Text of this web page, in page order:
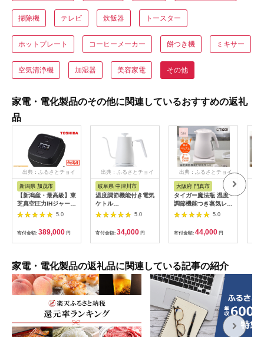
掃除機 テレビ 炊飯器 トースター
ホットプレート コーヒーメーカー 餅つき機 ミキサー
空気清浄機 加湿器 美容家電 その他
家電・電化製品のその他に関連しているおすすめの返礼
品
出典：ふるさとチョイ
ス
新潟県 加茂市
【新潟産・最高級】東
芝真空圧力IHジャー炊
飯器 炎匠炊き RC-
10ZWX(K) 5.5合
《2025年モデル》
5.0
寄付金額: 389,000 円
出典：ふるさとチョイ
ス
岐阜県 中津川市
温度調節機能付き電気
ケトル
（1200W/0.8L）
EGL-C1281【ホワイ
トシルバー】77685
F4N-0707
5.0
寄付金額: 34,000 円
出典：ふるさとチョイ
大阪府 門真市
タイガー魔法瓶 温度
調節機能つき蒸気レス
電気ケトル 1.2L PTV-
A120【HC チェスナ
ッツグレー、WG グレ
イッシュホワイト】大
阪府門真市 家電 電化
活家電 新生活 新生活
応援
5.0
寄付金額: 44,000 円
家電・電化製品の返礼品に関連している記事の紹介